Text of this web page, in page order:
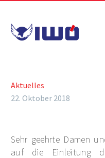
Aktuelles
22. Oktober 2018
Sehr geehrte Damen
auf die Einleitung